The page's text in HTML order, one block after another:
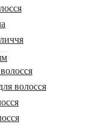
волосся